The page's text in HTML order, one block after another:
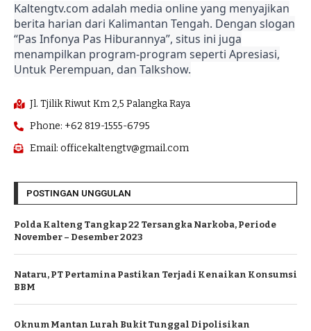
Kaltengtv.com adalah media online yang menyajikan
berita harian dari Kalimantan Tengah. Dengan slogan
“Pas Infonya Pas Hiburannya”, situs ini juga
menampilkan program-program seperti Apresiasi,
Untuk Perempuan, dan Talkshow.
Jl. Tjilik Riwut Km 2,5 Palangka Raya
Phone: +62 819-1555-6795
Email: officekaltengtv@gmail.com
POSTINGAN UNGGULAN
Polda Kalteng Tangkap 22 Tersangka Narkoba, Periode
November – Desember 2023
Nataru, PT Pertamina Pastikan Terjadi Kenaikan Konsumsi
BBM
Oknum Mantan Lurah Bukit Tunggal Dipolisikan